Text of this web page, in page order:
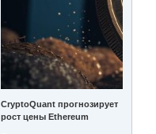
CryptoQuant прогнозирует
рост цены Ethereum